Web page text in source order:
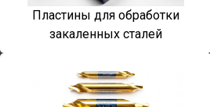
Пластины для обработки
закаленных сталей